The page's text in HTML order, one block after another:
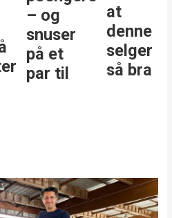
– og
snuser
på et
par til
at
denne
selger
så bra